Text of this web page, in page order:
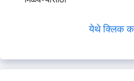
येथे क्लिक